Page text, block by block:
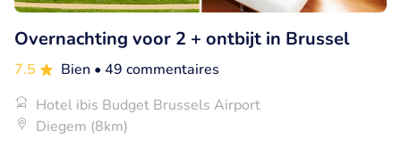
Overnachting voor 2 + ontbijt in Brussel
7.5 Bien • 49 commentaires
Hotel ibis Budget Brussels Airport
Diegem (8km)